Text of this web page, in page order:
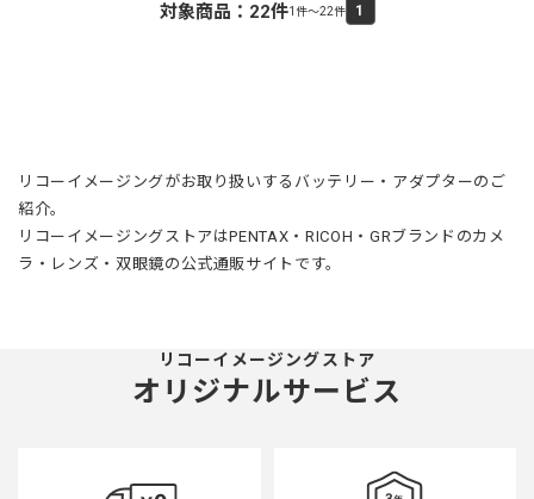
対象商品： 22件1件～22件 1
リコーイメージングがお取り扱いするバッテリー・アダプターのご
紹介。
リコーイメージングストアはPENTAX・RICOH・GRブランドのカメ
ラ・レンズ・双眼鏡の公式通販サイトです。
リコーイメージングストア
オリジナルサービス